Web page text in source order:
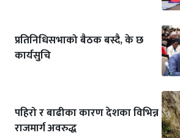
प्रतिनिधिसभाको बैठक बस्दै, के छ
कार्यसुचि
पहिरो र बाढीका कारण देशका विभिन्न
राजमार्ग अवरुद्ध